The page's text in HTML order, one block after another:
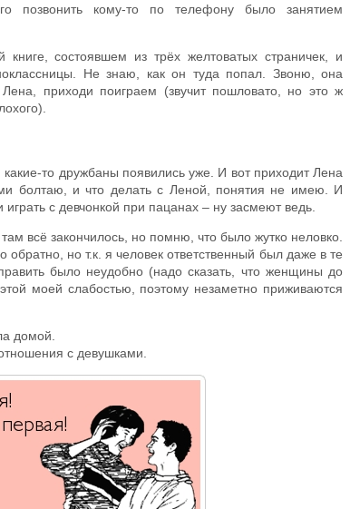
позвонить кому-то по телефону было занятием
состоявшем из трёх желтоватых страничек, и
Не знаю, как он туда попал. Звоню, она
приходи поиграем (звучит пошловато, но это ж
то дружбаны появились уже. И вот приходит Лена
болтаю, и что делать с Леной, понятия не имею. И
с девчонкой при пацанах – ну засмеют ведь.
всё закончилось, но помню, что было жутко неловко.
обратно, но т.к. я человек ответственный был даже в те
было неудобно (надо сказать, что женщины до
моей слабостью, поэтому незаметно приживаются
домой.
с девушками.